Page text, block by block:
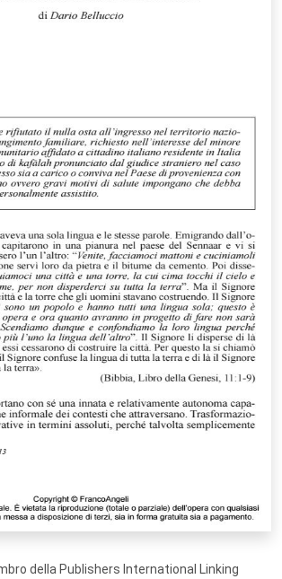
della Publishers International Linking